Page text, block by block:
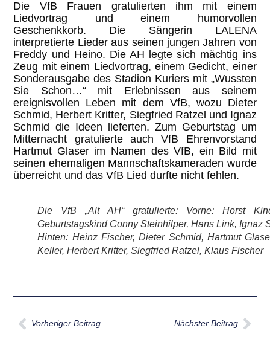
Die VfB Frauen gratulierten ihm mit einem
Liedvortrag und einem humorvollen
Geschenkkorb. Die Sängerin LALENA
interpretierte Lieder aus seinen jungen Jahren von
Freddy und Heino. Die AH legte sich mächtig ins
Zeug mit einem Liedvortrag, einem Gedicht, einer
Sonderausgabe des Stadion Kuriers mit „Wussten
Sie Schon…“ mit Erlebnissen aus seinem
ereignisvollen Leben mit dem VfB, wozu Dieter
Schmid, Herbert Kritter, Siegfried Ratzel und Ignaz
Schmid die Ideen lieferten. Zum Geburtstag um
Mitternacht gratulierte auch VfB Ehrenvorstand
Hartmut Glaser im Namen des VfB, ein Bild mit
seinen ehemaligen Mannschaftskameraden wurde
überreicht und das VfB Lied durfte nicht fehlen.
Die VfB „Alt AH“ gratulierte: Vorne: Horst
Geburtstagskind Conny Steinhilper, Hans Link, Ignaz
Hinten: Heinz Fischer, Dieter Schmid, Hartmut
Keller, Herbert Kritter, Siegfried Ratzel, Klaus Fischer
Vorheriger Beitrag Nächster Beitrag